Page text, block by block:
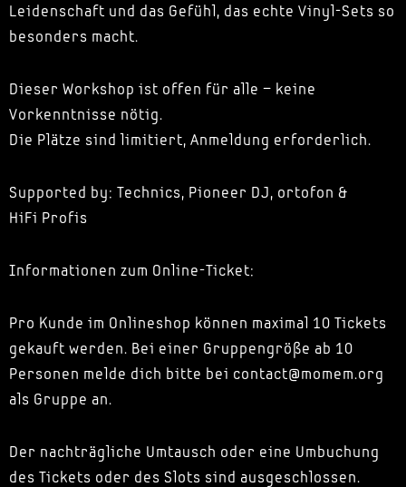
Leidenschaft und das Gefühl, das echte Vinyl-Sets so
besonders macht.
Dieser Workshop ist offen für alle – keine
Vorkenntnisse nötig.
Die Plätze sind limitiert, Anmeldung erforderlich.
Supported by: Technics, Pioneer DJ, ortofon &
HiFi Profis
Informationen zum Online-Ticket:
Pro Kunde im Onlineshop können maximal 10 Tickets
gekauft werden. Bei einer Gruppengröße ab 10
Personen melde dich bitte bei contact@momem.org
als Gruppe an.
Der nachträgliche Umtausch oder eine Umbuchung
des Tickets oder des Slots sind ausgeschlossen.